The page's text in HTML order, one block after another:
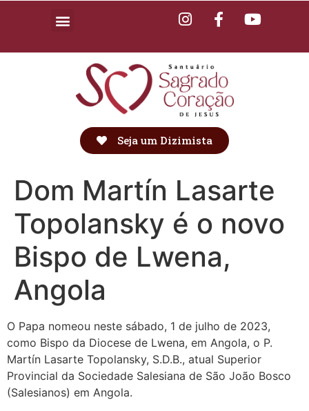
Seja um Dizimista
Dom Martín Lasarte
Topolansky é o novo
Bispo de Lwena,
Angola
O Papa nomeou neste sábado, 1 de julho de 2023,
como Bispo da Diocese de Lwena, em Angola, o P.
Martín Lasarte Topolansky, S.D.B., atual Superior
Provincial da Sociedade Salesiana de São João Bosco
(Salesianos) em Angola.